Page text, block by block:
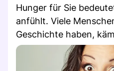
Hunger für Sie
anfühlt. Viele
Geschichte haben,